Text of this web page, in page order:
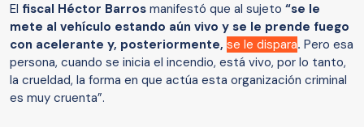
El fiscal Héctor Barros manifestó que al sujeto “se le
mete al vehículo estando aún vivo y se le prende fuego
con acelerante y, posteriormente, se le dispara. Pero esa
persona, cuando se inicia el incendio, está vivo, por lo tanto,
la crueldad, la forma en que actúa esta organización criminal
es muy cruenta”.